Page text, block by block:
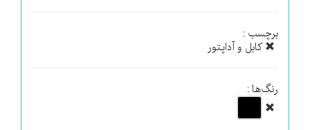
برچسب :
کابل و آداپتور
رنگ‌ها :